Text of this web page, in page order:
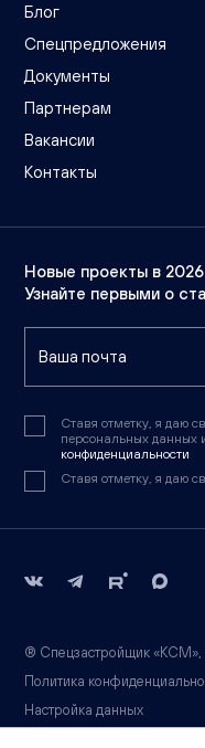
Блог
Спецпредложения
Документы
Партнерам
Вакансии
Контакты
Новые проекты в 2026
Узнайте первыми о
Ставя отметку, я даю
персональных данных
конфиденциальности
Ставя отметку, я даю
® Спецзастройщик
Политика
Настройка данных